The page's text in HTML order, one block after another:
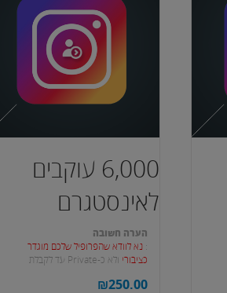
6,000 עוקבים
לאינסטגרם
הערה חשובה
: נא לוודא שהפרופיל שלכם מוגדר
כציבורי
ולא כ-Private עד לקבלת
₪250.00